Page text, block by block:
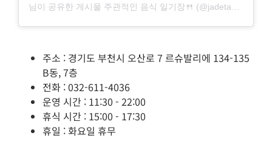
님이 공유한 게시물 주관적인 음식 일기장🍴 (@jadetastyroad)
주소 : 경기도 부천시 오산로 7 르슈발리에 134-135
B동, 7층
전화 : 032-611-4036
운영 시간 : 11:30 - 22:00
휴식 시간 : 15:00 - 17:30
휴일 : 화요일 휴무